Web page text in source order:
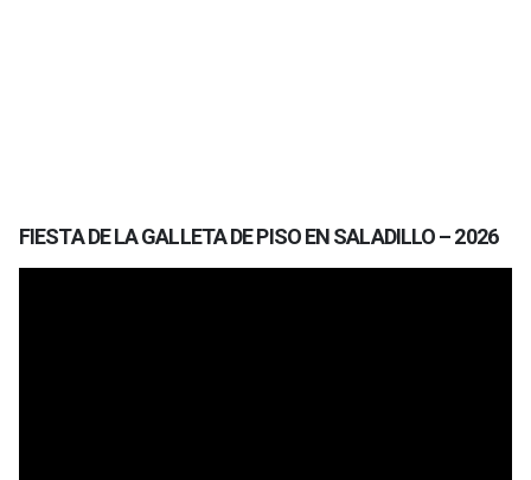
FIESTA DE LA GALLETA DE PISO EN SALADILLO – 2026